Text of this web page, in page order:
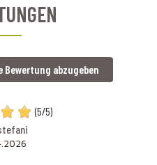
Bewertung abzugeben
(5/5)